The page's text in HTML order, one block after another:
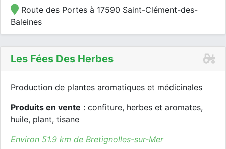
Route des Portes à 17590 Saint-Clément-des-
Baleines
Les Fées Des Herbes
Production de plantes aromatiques et médicinales
Produits en vente : confiture, herbes et aromates,
huile, plant, tisane
Environ 51.9 km de Bretignolles-sur-Mer